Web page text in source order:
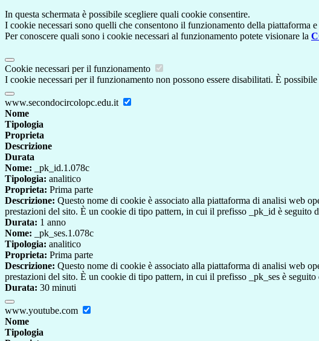
In questa schermata è possibile scegliere quali cookie consentire.
I cookie necessari sono quelli che consentono il funzionamento della piattaforma
Per conoscere quali sono i cookie necessari al funzionamento potete visionare la
Cookie necessari per il funzionamento
I cookie necessari per il funzionamento non possono essere disabilitati. È
www.secondocircolopc.edu.it
Nome
Tipologia
Proprieta
Descrizione
Durata
Nome: _pk_id.1.078c
Tipologia: analitico
Proprieta: Prima parte
Descrizione: Questo nome di cookie è associato alla piattaforma di analisi web
prestazioni del sito. È un cookie di tipo pattern, in cui il prefisso _pk_id è
Durata: 1 anno
Nome: _pk_ses.1.078c
Tipologia: analitico
Proprieta: Prima parte
Descrizione: Questo nome di cookie è associato alla piattaforma di analisi web
prestazioni del sito. È un cookie di tipo pattern, in cui il prefisso _pk_ses è
Durata: 30 minuti
www.youtube.com
Nome
Tipologia